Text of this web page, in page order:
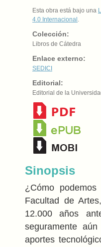
Esta obra está bajo una
4.0 Internacional
Colección:
Libros de Cátedra
Enlace externo:
SEDICI
Editorial:
Editorial de la
Sinopsis
¿Cómo
Facultad de
12.000 años
seguramente
aportes